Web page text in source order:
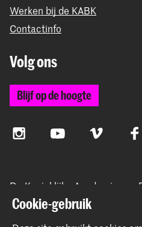
Werken bij de KABK
Contactinfo
Volg ons
Blijf op de hoogte
InstagramYouTube Vimeo
De Koninklijke Academie van
samen met het Koninklijk
der Kunsten Den Haag
Cookie-gebruik